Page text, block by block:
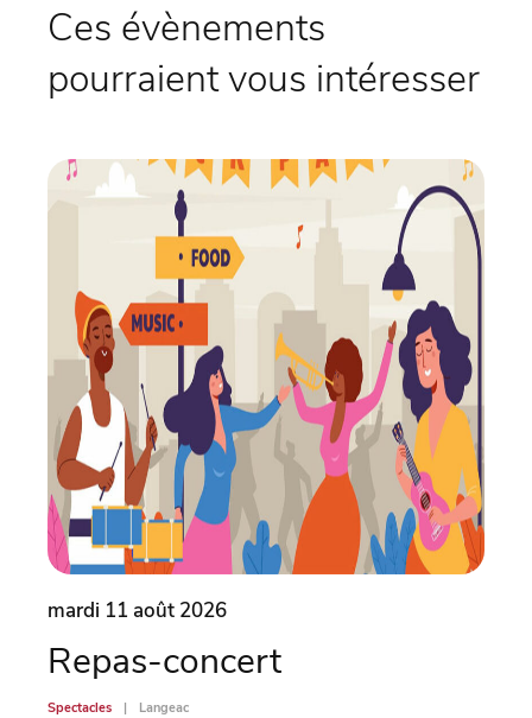
Ces évènements
pourraient vous intéresser
mardi 11 août 2026
Repas-concert
Spectacles Langeac